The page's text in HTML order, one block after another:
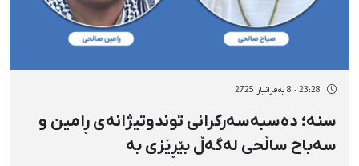
23:28 - 8 بەفرانبار 2725
سنە؛ دەسبەسەرکرانی توندوتیژانەی ڕامین و
سەباح ساڵحی لەگەڵ بێڕێزی بە